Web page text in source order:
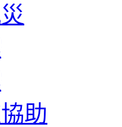
助